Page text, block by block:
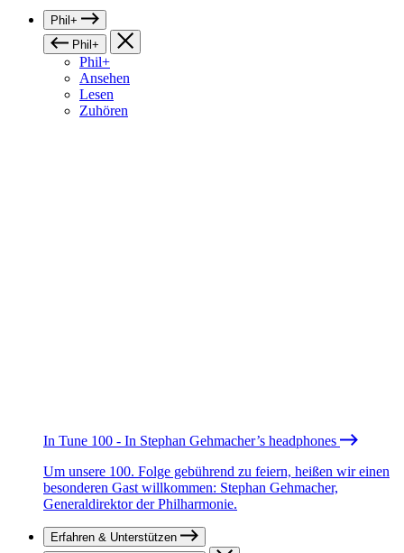
Phil+
Phil+
Phil+
Ansehen
Lesen
Zuhören
In Tune 100 - In Stephan Gehmacher’s headphones
Um unsere 100. Folge gebührend zu feiern, heißen wir einen
besonderen Gast willkommen: Stephan Gehmacher,
Generaldirektor der Philharmonie.
Erfahren & Unterstützen